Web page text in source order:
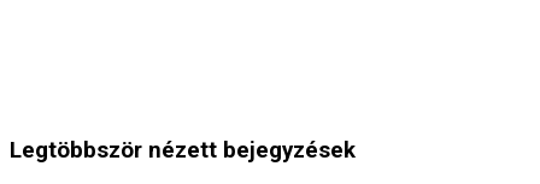
Legtöbbször nézett bejegyzések